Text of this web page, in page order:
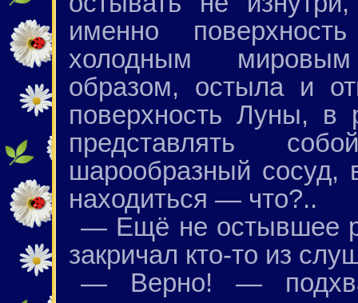
именно
холодным
образом, остыла и
поверхность Луны, в
представлять
шарообразный сосуд,
находиться — что?..
— Ещё не остывшее
закричал кто-то из
— Верно! —